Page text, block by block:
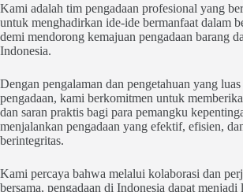
Kami adalah tim pengadaan profesional yang
untuk menghadirkan ide-ide bermanfaat dalam
demi mendorong kemajuan pengadaan barang
Indonesia.
Dengan pengalaman dan pengetahuan yang
pengadaan, kami berkomitmen untuk
dan saran praktis bagi para pemangku
menjalankan pengadaan yang efektif, efisien,
berintegritas.
Kami percaya bahwa melalui kolaborasi dan
bersama, pengadaan di Indonesia dapat menjadi